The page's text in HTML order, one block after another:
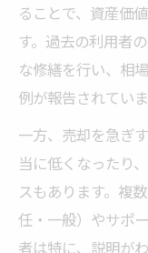
ることで、資産価
す。過去の利用者
な修繕を行い、相
例が報告されていま
一方、売却を急ぎ
当に低くなったり
スもあります。複
任・一般）やサポ
者は特に、説明が